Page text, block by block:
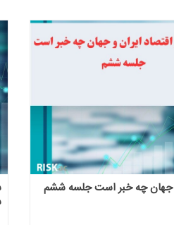
و جهان چه خبر است جلسه ششم